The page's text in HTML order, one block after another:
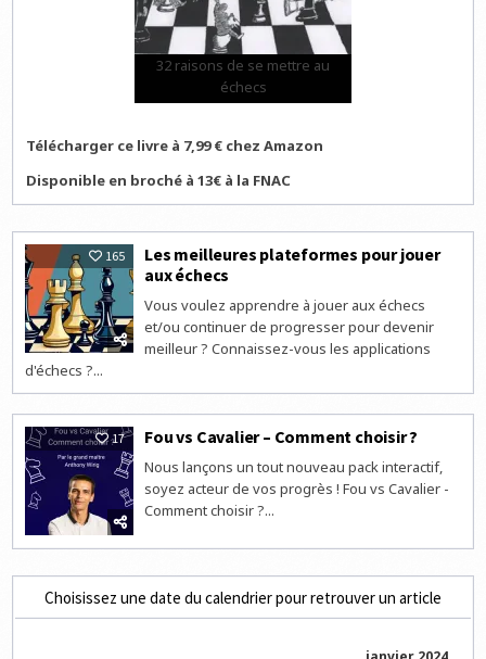
32 raisons de se mettre au
échecs
Télécharger ce livre à 7,99 € chez Amazon
Disponible en broché à 13€ à la FNAC
165
Les meilleures plateformes pour jouer
aux échecs
Vous voulez apprendre à jouer aux échecs
et/ou continuer de progresser pour devenir
meilleur ? Connaissez-vous les applications
d'échecs ?...
17 Fou vs Cavalier – Comment choisir ?
Nous lançons un tout nouveau pack interactif,
soyez acteur de vos progrès ! Fou vs Cavalier -
Comment choisir ?...
Choisissez une date du calendrier pour retrouver un article